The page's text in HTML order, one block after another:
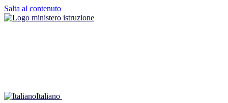
Salta al contenuto
Italiano